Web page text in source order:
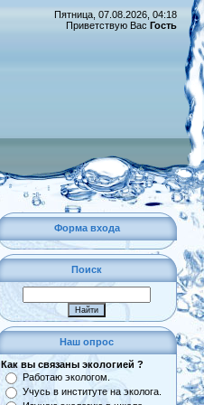
Пятница, 07.08.2026, 04:18
Приветствую Вас Гость
Форма входа
Поиск
Наш опрос
Как вы связаны экологией ?
Работаю экологом.
Учусь в институте на эколога.